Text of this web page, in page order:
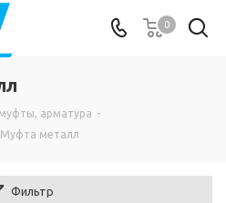
0
арматура -
Муфта металл
Фильтр